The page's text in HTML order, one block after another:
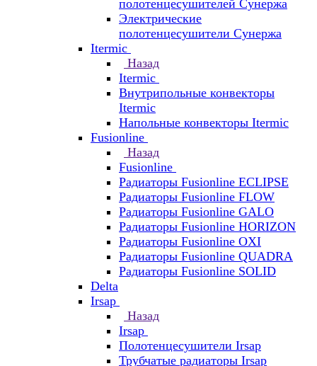
полотенцесушителей Сунержа
Электрические
полотенцесушители Сунержа
Itermic
Назад
Itermic
Внутрипольные конвекторы
Itermic
Напольные конвекторы Itermic
Fusionline
Назад
Fusionline
Радиаторы Fusionline ECLIPSE
Радиаторы Fusionline FLOW
Радиаторы Fusionline GALO
Радиаторы Fusionline HORIZON
Радиаторы Fusionline OXI
Радиаторы Fusionline QUADRA
Радиаторы Fusionline SOLID
Delta
Irsap
Назад
Irsap
Полотенцесушители Irsap
Трубчатые радиаторы Irsap